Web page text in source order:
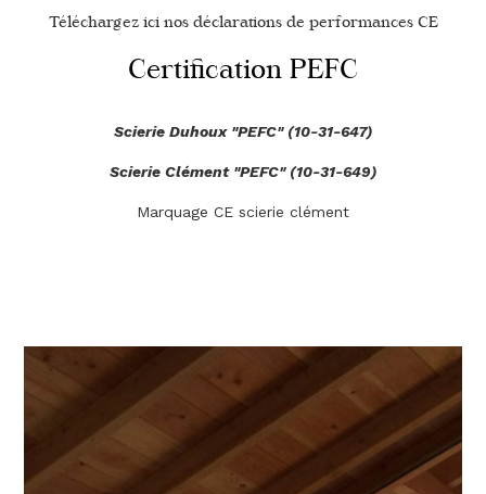
Téléchargez ici nos déclarations de performances CE
Certification PEFC
Scierie Duhoux "PEFC" (10-31-647)
Scierie Clément "PEFC" (10-31-649)
Marquage CE scierie clément